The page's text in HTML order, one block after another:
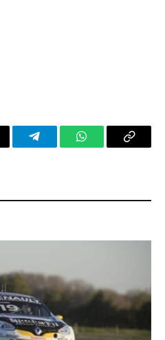
TelegramWhatsAppCopy